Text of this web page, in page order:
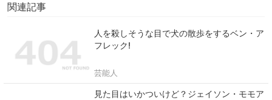
関連記事
人を殺しそうな目で犬の散歩をするベン・ア
フレック!
芸能人
見た目はいかついけど？ジェイソン・モモア